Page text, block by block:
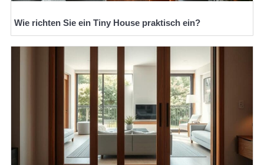
Wie richten Sie ein Tiny House praktisch ein?